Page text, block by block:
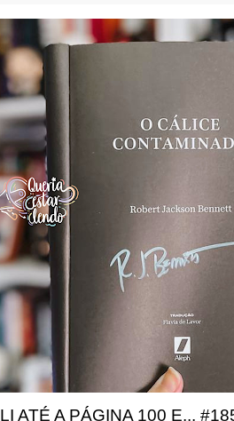
LI ATÉ A PÁGINA 100 E...